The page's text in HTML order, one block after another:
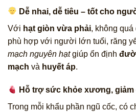
Dễ nhai, dễ tiêu – tốt cho
Với hạt giòn vừa phải, không quá
phù hợp với người lớn tuổi, răng
mạch nguyên hạtgiúp ổn định
mạch và huyết áp.
Hỗ trợ sức khỏe xương, giảm
Trong mỗi khẩu phần ngũ cốc, có